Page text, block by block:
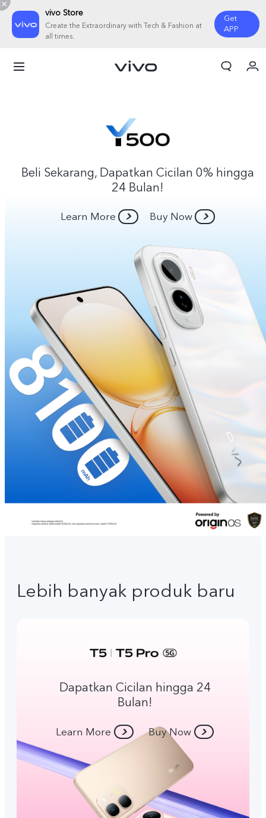
vivo Store
Create the Extraordinary with Tech & Fashion at
all times.
Get
APP
Indonesia | Pilih negara/wilayah
Beli Sekarang, Dapatkan Cicilan 0% hingga
24 Bulan!
Learn More Buy Now
Lebih banyak produk baru
Dapatkan Cicilan hingga 24
Bulan!
Learn More Buy Now